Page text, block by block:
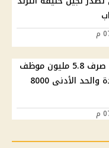
مرتبات أغسطس 2026.. صرف 5.8 مليون موظف
يبدأ 23 أغسطس بالزيادة والحد الأدنى 8000